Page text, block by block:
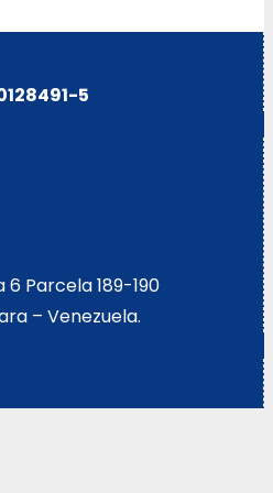
5
Parcela 189-190
– Venezuela.